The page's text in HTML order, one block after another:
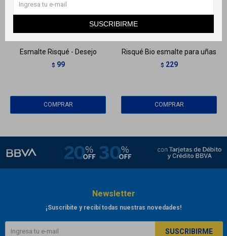
SUSCRIBIRME
Esmalte Risqué - Desejo
$ 99
Risqué Bio esmalte para uñas
$ 229
Newsletter
¡Suscribite y recibí todas nuestras novedades!
SUSCRIBIRME